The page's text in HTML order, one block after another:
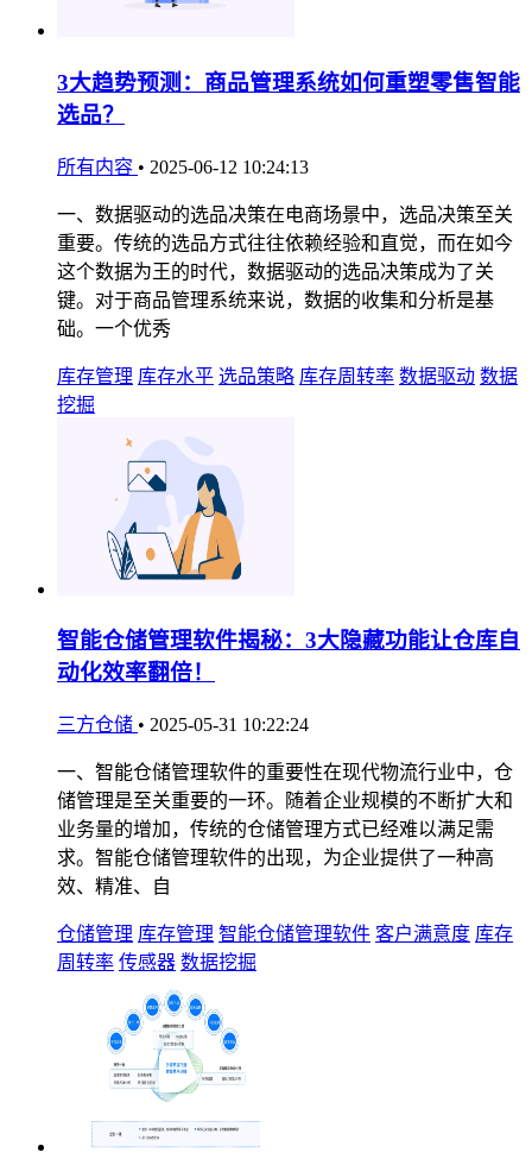
3大趋势预测：商品管理系统如何重塑零售智能
选品？
所有内容 • 2025-06-12 10:24:13
一、数据驱动的选品决策在电商场景中，选品决策至关
重要。传统的选品方式往往依赖经验和直觉，而在如今
这个数据为王的时代，数据驱动的选品决策成为了关
键。对于商品管理系统来说，数据的收集和分析是基
础。一个优秀
库存管理 库存水平 选品策略 库存周转率 数据驱动 数据
挖掘
智能仓储管理软件揭秘：3大隐藏功能让仓库自
动化效率翻倍！
三方仓储 • 2025-05-31 10:22:24
一、智能仓储管理软件的重要性在现代物流行业中，仓
储管理是至关重要的一环。随着企业规模的不断扩大和
业务量的增加，传统的仓储管理方式已经难以满足需
求。智能仓储管理软件的出现，为企业提供了一种高
效、精准、自
仓储管理 库存管理 智能仓储管理软件 客户满意度 库存
周转率 传感器 数据挖掘